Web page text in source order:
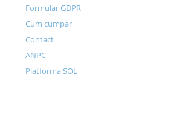
Formular GDPR
Cum cumpar
Contact
ANPC
Platforma SOL